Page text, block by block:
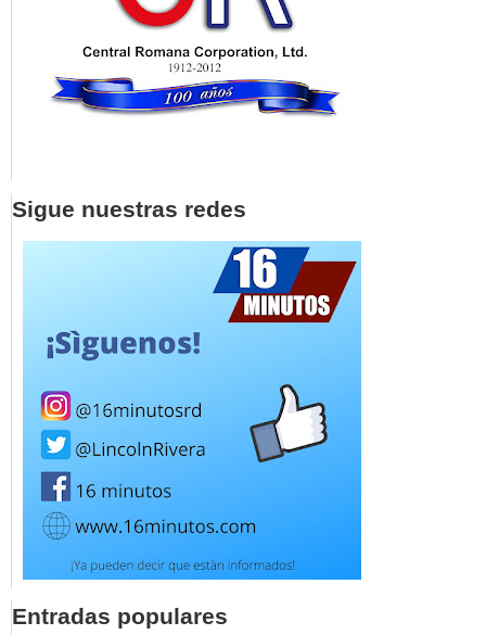
Sigue nuestras redes
Entradas populares